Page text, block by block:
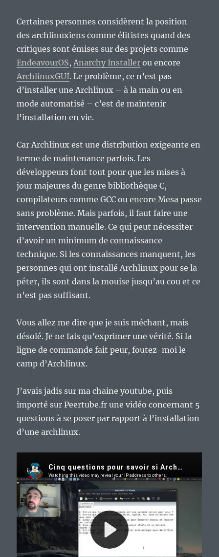
Certaines personnes considèrent la position
des archlinuxiens comme élitistes quand des
critiques sont émises sur des projets comme
EndeavourOS,Anarchy Installer ou encore
ArchlinuxGUI. Le problème, ce n’est pas
d’installer une Archlinux – à la main ou en
mode automatisé – c’est de maintenir
l’installation en vie.
Car Archlinux est une distribution exigeante en
terme de maintenance parfois. Les
développeurs font tout pour que les mises à
jour majeures du genre bibliothèque C,
compilateurs comme GCC ou encore Mesa passe
sans problème. Mais parfois, il faut faire une
intervention manuelle. Ce qui peut nécessiter
d’avoir un minimum de connaissance
technique. Si les connaissances manquent, les
personnes qui ont installé Archlinux pour se la
péter, ils sont dans la mouise jusqu’au cou et ce
n’est pas suffisant.
Vous allez me dire que je suis méchant, mais
désolé. Je ne fais qu’exprimer une vérité. Si la
ligne de commande fait peur, foutez-moi le
camp d’Archlinux.
J’avais jadis sur ma chaine youtube, puis
importé sur Peertube.fr une vidéo concernant 5
questions à se poser par rapport à l’installation
d’une archlinux.